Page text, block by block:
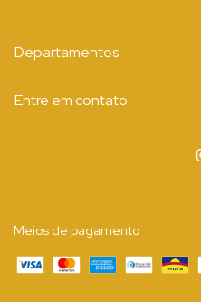
Departamentos
Entre em contato
Meios de pagamento